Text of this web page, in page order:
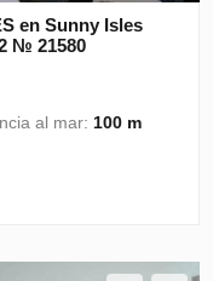
en Sunny Isles
№ 21580
al mar: 100 m